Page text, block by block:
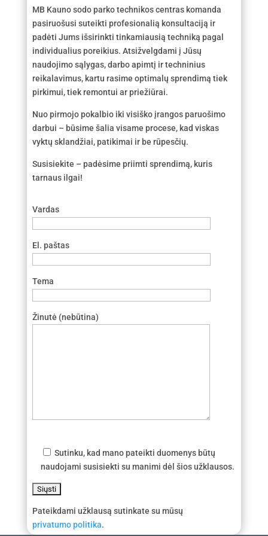
MB Kauno sodo parko technikos centras komanda
pasiruošusi suteikti profesionalią konsultaciją ir
padėti Jums išsirinkti tinkamiausią techniką pagal
individualius poreikius. Atsižvelgdami į Jūsų
naudojimo sąlygas, darbo apimtį ir techninius
reikalavimus, kartu rasime optimalų sprendimą tiek
pirkimui, tiek remontui ar priežiūrai.
Nuo pirmojo pokalbio iki visiško įrangos paruošimo
darbui – būsime šalia visame procese, kad viskas
vyktų sklandžiai, patikimai ir be rūpesčių.
Susisiekite – padėsime priimti sprendimą, kuris
tarnaus ilgai!
Vardas
El. paštas
Tema
Žinutė (nebūtina)
Sutinku, kad mano pateikti duomenys būtų
naudojami susisiekti su manimi dėl šios užklausos.
Pateikdami užklausą sutinkate su mūsų
privatumo politika.